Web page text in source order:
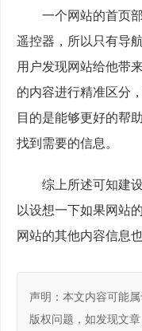
一个网站的首页部
遥控器，所以只有导
用户发现网站给他带
的内容进行精准区分
目的是能够更好的帮
找到需要的信息。
综上所述可知建设
以设想一下如果网站
网站的其他内容信息
声明：本文内容可能
版权问题，如发现文